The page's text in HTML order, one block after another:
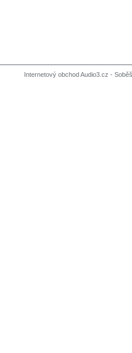
Internetový obchod Audio3.cz -